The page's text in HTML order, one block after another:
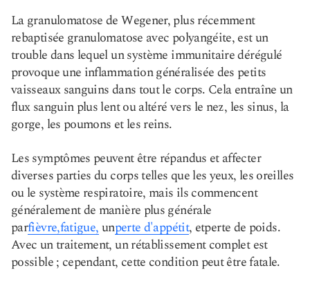
La granulomatose de Wegener, plus récemment
rebaptisée granulomatose avec polyangéite, est un
trouble dans lequel un système immunitaire dérégulé
provoque une inflammation généralisée des petits
vaisseaux sanguins dans tout le corps. Cela entraîne un
flux sanguin plus lent ou altéré vers le nez, les sinus, la
gorge, les poumons et les reins.
Les symptômes peuvent être répandus et affecter
diverses parties du corps telles que les yeux, les oreilles
ou le système respiratoire, mais ils commencent
généralement de manière plus générale
parfièvre,fatigue,unperte d'appétit, etperte de poids.
Avec un traitement, un rétablissement complet est
possible ; cependant, cette condition peut être fatale.